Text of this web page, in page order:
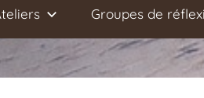
Groupes de